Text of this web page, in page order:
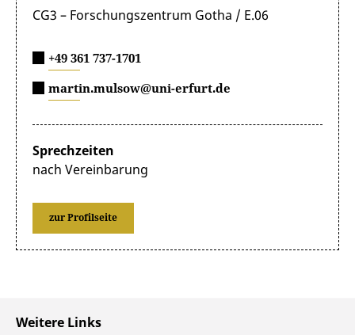
CG3 – Forschungszentrum Gotha / E.06
+49 361 737-1701
martin.mulsow@uni-erfurt.de
Sprechzeiten
nach Vereinbarung
zur Profilseite
Weitere Links